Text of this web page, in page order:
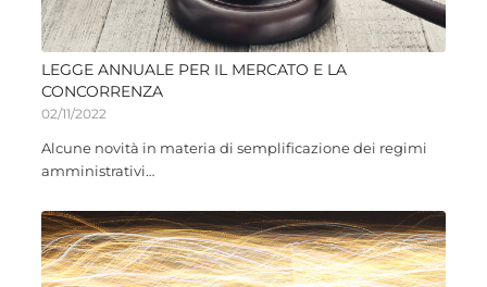
LEGGE ANNUALE PER IL MERCATO E LA
CONCORRENZA
02/11/2022
Alcune novità in materia di semplificazione dei regimi
amministrativi…